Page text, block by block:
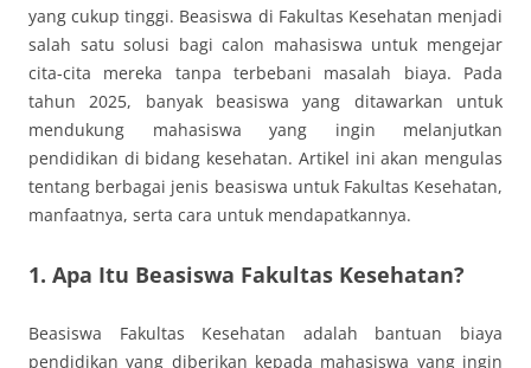
yang cukup tinggi. Beasiswa di Fakultas Kesehatan menjadi
salah satu solusi bagi calon mahasiswa untuk mengejar
cita-cita mereka tanpa terbebani masalah biaya. Pada
tahun 2025, banyak beasiswa yang ditawarkan untuk
mendukung mahasiswa yang ingin melanjutkan
pendidikan di bidang kesehatan. Artikel ini akan mengulas
tentang berbagai jenis beasiswa untuk Fakultas Kesehatan,
manfaatnya, serta cara untuk mendapatkannya.
1. Apa Itu Beasiswa Fakultas Kesehatan?
Beasiswa Fakultas Kesehatan adalah bantuan biaya
pendidikan yang diberikan kepada mahasiswa yang ingin